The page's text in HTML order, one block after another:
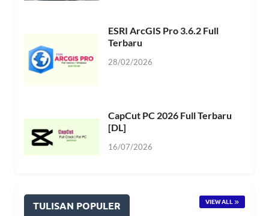
ESRI ArcGIS Pro 3.6.2 Full
Terbaru
28/02/2026
CapCut PC 2026 Full Terbaru
[DL]
16/07/2026
TULISAN POPULER VIEW ALL